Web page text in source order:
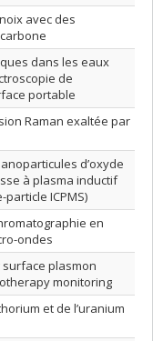
avec des
dans les eaux
de
portable
Raman exaltée par
d’oxyde
à plasma inductif
ICPMS)
en
ondes
plasmon
monitoring
et de l’uranium